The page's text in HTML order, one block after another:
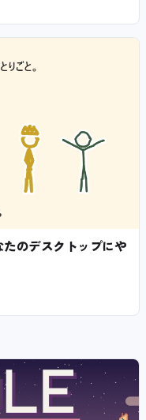
のデスクトップにや